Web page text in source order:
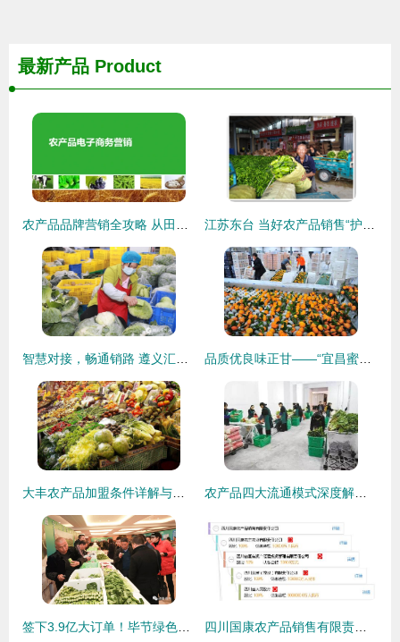
最新产品 Product
农产品品牌营销全攻略 从田间到餐桌的价值重塑与销售增长 江苏东台 当好农产品销售“护航员”
智慧对接，畅通销路 遵义汇川区农产品销售迈入数字化新篇章 品质优良味正甘——“宜昌蜜桔”大量进入北京新发地市场销售
大丰农产品加盟条件详解与销售策略解析 农产品四大流通模式深度解析 机遇、挑战与未来展望
签下3.9亿大订单！毕节绿色农产品“走俏”北京市场 四川国康农产品销售有限责任公司 深耕现代农业，链接健康生活